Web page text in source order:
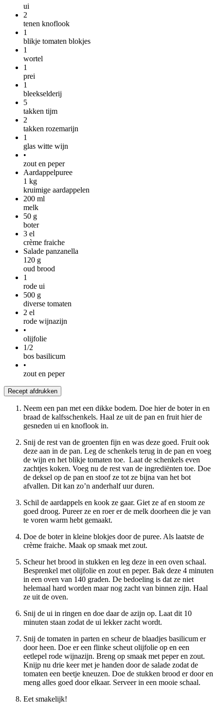
ui
2
tenen knoflook
1
blikje tomaten blokjes
1
wortel
1
prei
1
bleekselderij
5
takken tijm
2
takken rozemarijn
1
glas witte wijn
•
zout en peper
Aardappelpuree
1 kg
kruimige aardappelen
200 ml
melk
50 g
boter
3 el
crème fraiche
Salade panzanella
120 g
oud brood
1
rode ui
500 g
diverse tomaten
2 el
rode wijnazijn
•
olijfolie
1/2
bos basilicum
•
zout en peper
Recept afdrukken
Neem een pan met een dikke bodem. Doe hier de boter in en
braad de kalfsschenkels. Haal ze uit de pan en fruit hier de
gesneden ui en knoflook in.
Snij de rest van de groenten fijn en was deze goed. Fruit ook
deze aan in de pan. Leg de schenkels terug in de pan en voeg
de wijn en het blikje tomaten toe. Laat de schenkels even
zachtjes koken. Voeg nu de rest van de ingrediënten toe. Doe
de deksel op de pan en stoof ze tot ze bijna van het bot
afvallen. Dit kan zo’n anderhalf uur duren.
Schil de aardappels en kook ze gaar. Giet ze af en stoom ze
goed droog. Pureer ze en roer er de melk doorheen die je van
te voren warm hebt gemaakt.
Doe de boter in kleine blokjes door de puree. Als laatste de
crème fraiche. Maak op smaak met zout.
Scheur het brood in stukken en leg deze in een oven schaal.
Besprenkel met olijfolie en zout en peper. Bak deze 4 minuten
in een oven van 140 graden. De bedoeling is dat ze niet
helemaal hard worden maar nog zacht van binnen zijn. Haal
ze uit de oven.
Snij de ui in ringen en doe daar de azijn op. Laat dit 10
minuten staan zodat de ui lekker zacht wordt.
Snij de tomaten in parten en scheur de blaadjes basilicum er
door heen. Doe er een flinke scheut olijfolie op en een
eetlepel rode wijnazijn. Breng op smaak met peper en zout.
Knijp nu drie keer met je handen door de salade zodat de
tomaten een beetje kneuzen. Doe de stukken brood er door en
meng alles goed door elkaar. Serveer in een mooie schaal.
Eet smakelijk!